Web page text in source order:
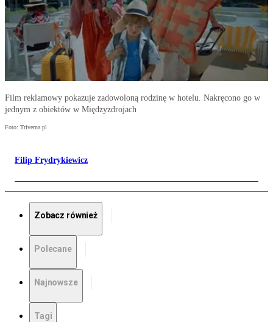
Film reklamowy pokazuje zadowoloną rodzinę w hotelu. Nakręcono go w
jednym z obiektów w Międzyzdrojach
Foto: Triverna.pl
Filip Frydrykiewicz
Zobacz również
Polecane
Najnowsze
Tagi